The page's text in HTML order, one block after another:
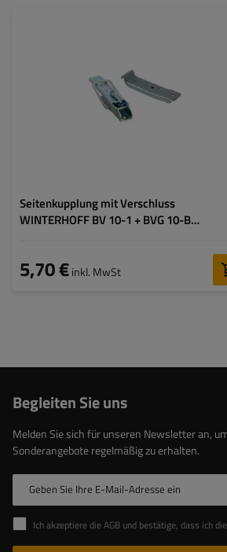
Seitenkupplung mit Verschluss
WINTERHOFF BV 10-1 + BVG 10-B
5,70 €inkl. MwSt
37 mm
126 mm
30 mm
Begleiten Sie uns
Melden Sie sich für unseren Newsletter an,
Sonderangebote regelmäßig zu erhalten.
Geben Sie Ihre E-Mail-Adresse ein
Ich akzeptiere die AGB und bestätige, dass ich die Datenschutzerklärung